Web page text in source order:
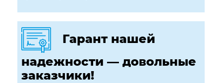
Гарант нашей
надежности — довольные
заказчики!